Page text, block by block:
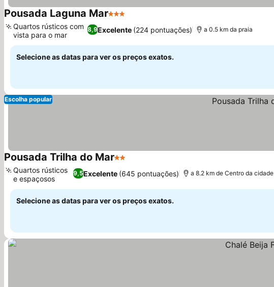
Pousada Laguna Mar3 Estrelas
8,9Excelente (224 pontuações)
Quartos rústicos com
vista para o mar
a 0.5 km da praia
Selecione as datas para ver os preços exatos.
Escolha popular
Pousada Trilha do Mar2 Estrelas
9,5Excelente (645 pontuações)
Quartos rústicos
e espaçosos
a 8.2 km de Centro da cidade
Selecione as datas para ver os preços exatos.